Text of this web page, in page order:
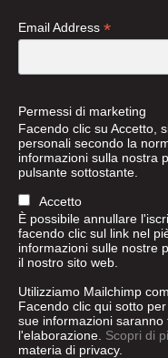
Email Address *
Permessi di marketing
Facendo clic su Accetto,
personali secondo la
informazioni sulla nostra
pulsante sottostante.
Accetto
È possibile annullare
facendo clic sul link nel
informazioni sulle nostre
il nostro sito web.
Utilizziamo Mailchimp
Facendo clic qui sotto
sue informazioni
l'elaborazione. Scopri di
materia di privacy.